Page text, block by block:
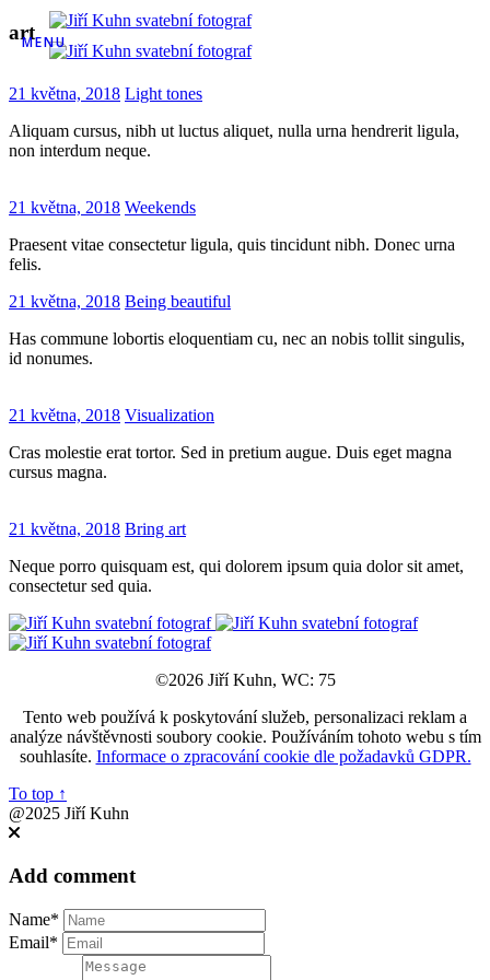
MENU
art
21 května, 2018 Light tones
Aliquam cursus, nibh ut luctus aliquet, nulla urna hendrerit ligula,
non interdum neque.
21 května, 2018 Weekends
Praesent vitae consectetur ligula, quis tincidunt nibh. Donec urna
felis.
21 května, 2018 Being beautiful
Has commune lobortis eloquentiam cu, nec an nobis tollit singulis,
id nonumes.
21 května, 2018 Visualization
Cras molestie erat tortor. Sed in pretium augue. Duis eget magna
cursus magna.
21 května, 2018 Bring art
Neque porro quisquam est, qui dolorem ipsum quia dolor sit amet,
consectetur sed quia.
©2026 Jiří Kuhn, WC: 75
Tento web používá k poskytování služeb, personalizaci reklam a
analýze návštěvnosti soubory cookie. Používáním tohoto webu s tím
souhlasíte. Informace o zpracování cookie dle požadavků GDPR.
To top ↑
@2025 Jiří Kuhn
Add comment
Name*
Email*